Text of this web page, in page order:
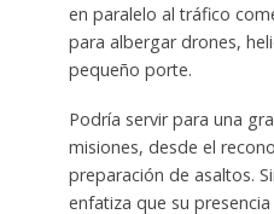
en paralelo al tráfico
para albergar drones,
pequeño porte.
Podría servir para una
misiones, desde el
preparación de asaltos.
enfatiza que su presencia